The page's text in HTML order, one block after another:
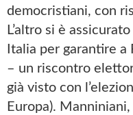
democristiani, con
L’altro si è
Italia per garantire a
– un riscontro
già visto con
Europa).